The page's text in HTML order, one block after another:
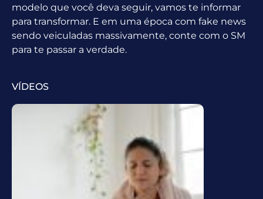
modelo que você deva seguir, vamos te informar
para transformar. E em uma época com fake news
sendo veiculadas massivamente, conte com o SM
para te passar a verdade.
VÍDEOS